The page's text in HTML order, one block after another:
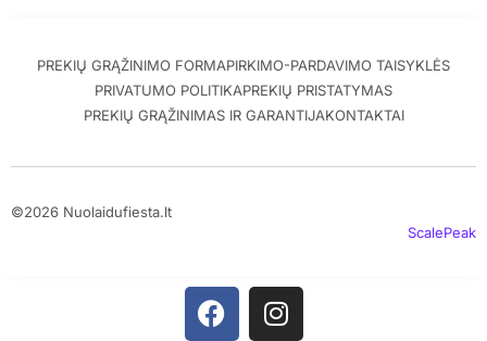
PREKIŲ GRĄŽINIMO FORMAPIRKIMO-PARDAVIMO TAISYKLĖS
PRIVATUMO POLITIKAPREKIŲ PRISTATYMAS
PREKIŲ GRĄŽINIMAS IR GARANTIJAKONTAKTAI
©2026 Nuolaidufiesta.lt
ScalePeak